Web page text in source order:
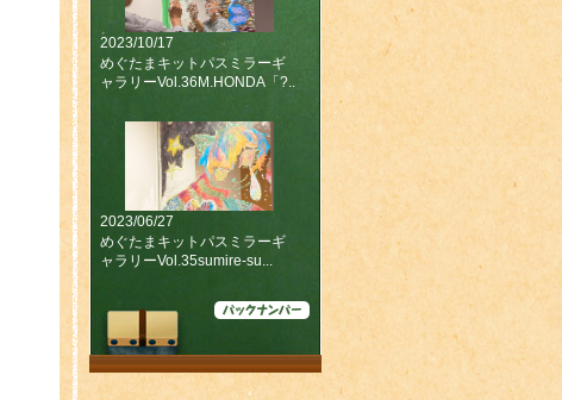
2023/10/17
めぐたまキットパスミラーギ
ャラリーVol.36M.HONDA「?..
2023/06/27
めぐたまキットパスミラーギ
ャラリーVol.35sumire-su...